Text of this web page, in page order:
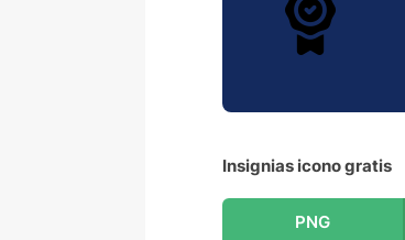
Insignias icono gratis
PNG